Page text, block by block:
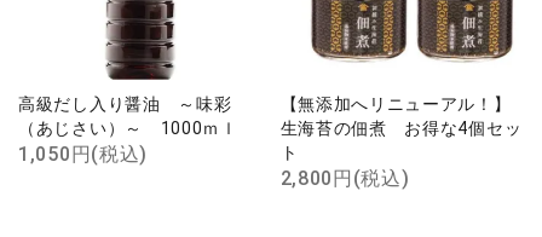
高級だし入り醤油 ～味彩
（あじさい）～ 1000ｍｌ
1,050円(税込)
【無添加へリニューアル！】
生海苔の佃煮 お得な4個セッ
ト
2,800円(税込)